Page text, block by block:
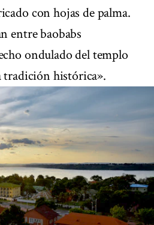
con hojas de palma.
entre baobabs
ondulado del templo
tradición histórica».